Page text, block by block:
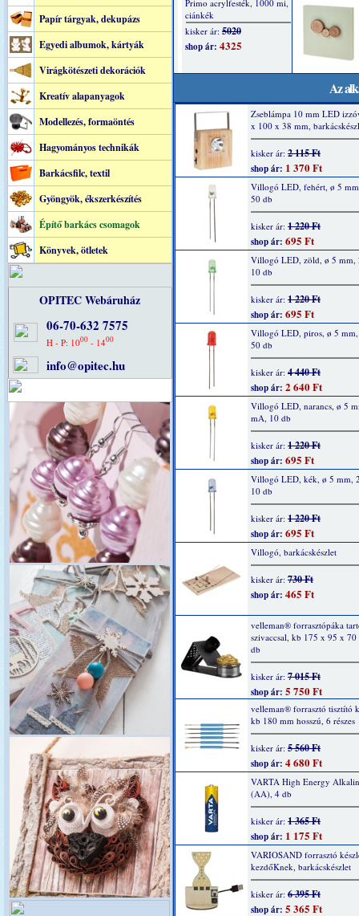
Papír tárgyak, dekupázs
Egyedi albumok, kártyák
Virágkötészeti dekorációk
Kreatív alapanyagok
Modellezés, formaöntés
Hagyományos technikák
Barkácsfilc, textil
Gyöngyök, ékszerkészítés
Építő barkács csomagok
Könyvek, ötletek
OPITEC Webáruház
06-70-632 7575
H - P: 1000- 1400
info@opitec.hu
Az
Zseblámpa 10 mm LED
x 100 x 38 mm,
kisker ár: 2 115 Ft
shop ár: 1 370 Ft
Villogó LED, fehért, ø 5
50 db
kisker ár: 1 220 Ft
shop ár: 695 Ft
Villogó LED, zöld, ø 5 mm,
10 db
kisker ár: 1 220 Ft
shop ár: 695 Ft
Villogó LED, piros, ø 5
50 db
kisker ár: 4 440 Ft
shop ár: 2 640 Ft
Villogó LED, narancs, ø 5
mA, 10 db
kisker ár: 1 220 Ft
shop ár: 695 Ft
Villogó LED, kék, ø 5 mm,
10 db
kisker ár: 1 220 Ft
shop ár: 695 Ft
Villogó, barkácskészlet
kisker ár: 730 Ft
shop ár: 465 Ft
velleman® forrasztópáka
szivaccsal, kb 175 x 95 x
db
kisker ár: 7 015 Ft
shop ár: 5 750 Ft
velleman® forrasztó tisztító
kb 180 mm hosszú, 6 részes
kisker ár: 5 560 Ft
shop ár: 4 680 Ft
VARTA High Energy
(AA), 4 db
kisker ár: 1 365 Ft
shop ár: 1 175 Ft
VARIOSAND forrasztó
kezdőKnek, barkácskészlet
kisker ár: 6 395 Ft
shop ár: 5 365 Ft